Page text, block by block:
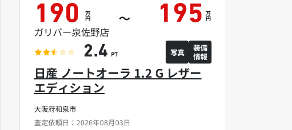
大阪府和泉市
査定依頼日：2026年08月03日
日産 ノートオーラ 1.2 G レザー
エディション
190 万
円 ～ 195 万
円
ガリバー泉佐野店
2.4 PT 写真
装備
情報